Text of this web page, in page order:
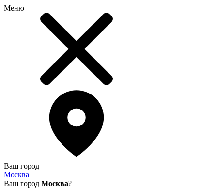
Меню
Ваш город
Москва
Ваш город Москва?